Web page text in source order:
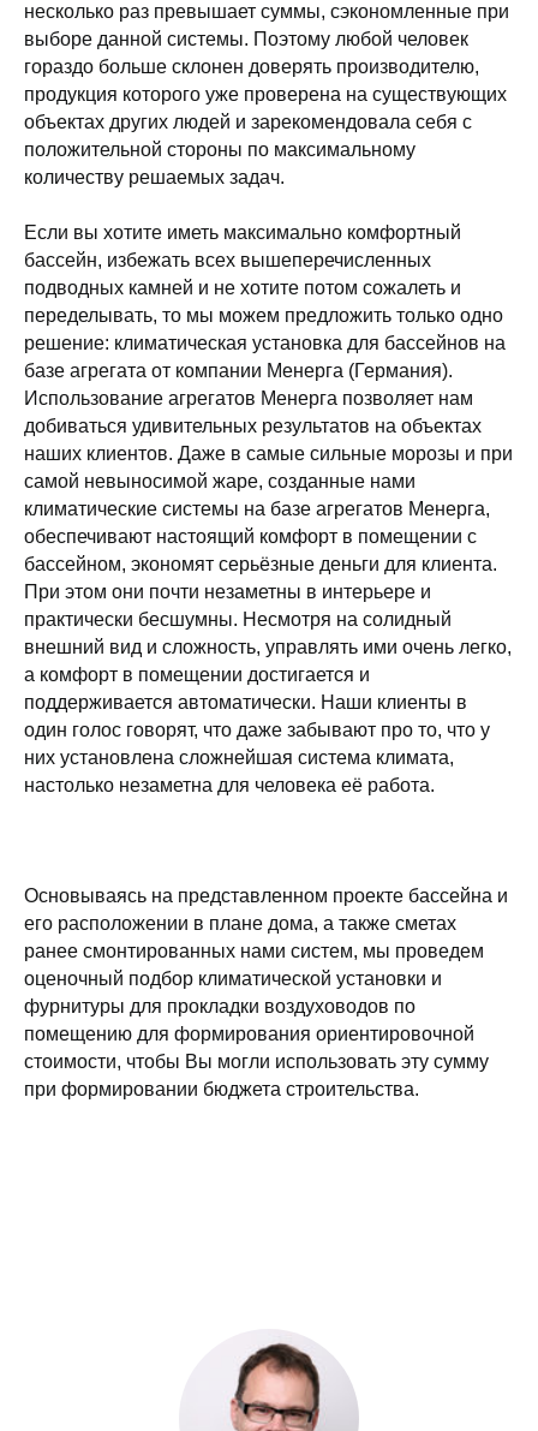
несколько раз превышает суммы, сэкономленные при
выборе данной системы. Поэтому любой человек
гораздо больше склонен доверять производителю,
продукция которого уже проверена на существующих
объектах других людей и зарекомендовала себя с
положительной стороны по максимальному
количеству решаемых задач.
Если вы хотите иметь максимально комфортный
бассейн, избежать всех вышеперечисленных
подводных камней и не хотите потом сожалеть и
переделывать, то мы можем предложить только одно
решение: климатическая установка для бассейнов на
базе агрегата от компании Менерга (Германия).
Использование агрегатов Менерга позволяет нам
добиваться удивительных результатов на объектах
наших клиентов. Даже в самые сильные морозы и при
самой невыносимой жаре, созданные нами
климатические системы на базе агрегатов Менерга,
обеспечивают настоящий комфорт в помещении с
бассейном, экономят серьёзные деньги для клиента.
При этом они почти незаметны в интерьере и
практически бесшумны. Несмотря на солидный
внешний вид и сложность, управлять ими очень легко,
а комфорт в помещении достигается и
поддерживается автоматически. Наши клиенты в
один голос говорят, что даже забывают про то, что у
них установлена сложнейшая система климата,
настолько незаметна для человека её работа.
Основываясь на представленном проекте бассейна и
его расположении в плане дома, а также сметах
ранее смонтированных нами систем, мы проведем
оценочный подбор климатической установки и
фурнитуры для прокладки воздуховодов по
помещению для формирования ориентировочной
стоимости, чтобы Вы могли использовать эту сумму
при формировании бюджета строительства.